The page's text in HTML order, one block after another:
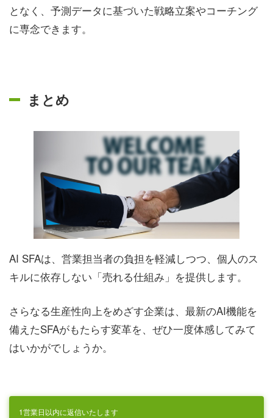
となく、予測データに基づいた戦略立案やコーチング
に専念できます。
まとめ
AI SFAは、営業担当者の負担を軽減しつつ、個人のス
キルに依存しない「売れる仕組み」を提供します。
さらなる生産性向上をめざす企業は、最新のAI機能を
備えたSFAがもたらす変革を、ぜひ一度体感してみて
はいかがでしょうか。
1営業日以内に返信いたします